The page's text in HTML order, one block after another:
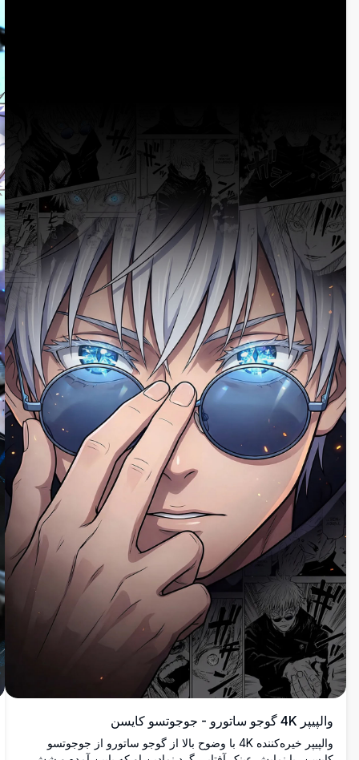
والپیپر 4K گوجو ساتورو - جوجوتسو کایسن
والپیپر خیره‌کننده 4K با وضوح بالا از گوجو ساتورو از جوجوتسو